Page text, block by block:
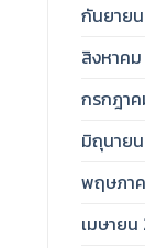
กันยาย
สิงหาค
กรกฎา
มิถุนาย
พฤษภา
เมษาย